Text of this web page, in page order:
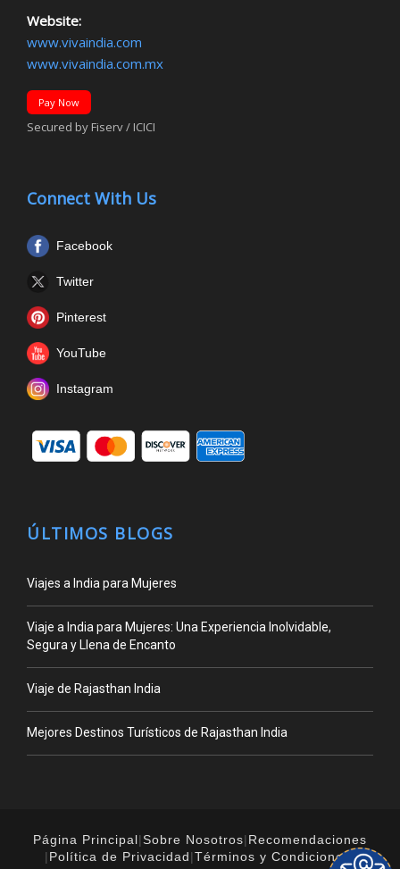
Website:
www.vivaindia.com
www.vivaindia.com.mx
Pay Now
Secured by Fiserv / ICICI
Connect With Us
Facebook
Twitter
Pinterest
YouTube
Instagram
ÚLTIMOS BLOGS
Viajes a India para Mujeres
Viaje a India para Mujeres: Una Experiencia Inolvidable,
Segura y Llena de Encanto
Viaje de Rajasthan India
Mejores Destinos Turísticos de Rajasthan India
Página Principal|Sobre Nosotros| Recomendaciones
| Política de Privacidad|Términos y Condiciones |